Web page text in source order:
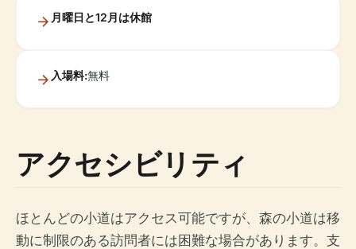
月曜日と12月は休館
入場料:無料
アクセシビリティ
ほとんどの小道はアクセス可能ですが、森の小道は移
動に制限のある訪問者には困難な場合があります。支